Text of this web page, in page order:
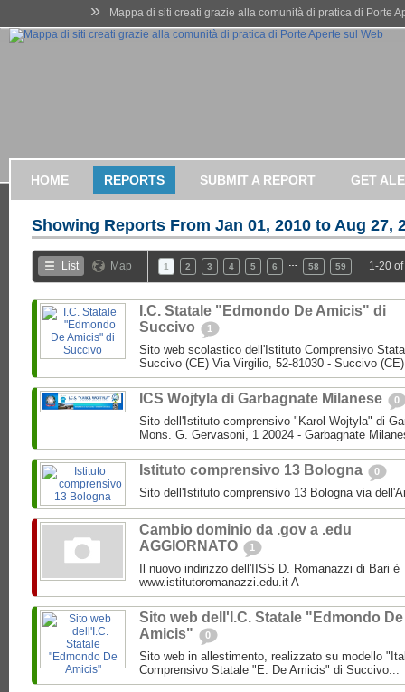
» Mappa di siti creati grazie alla comunità di pratica di Porte
HOME REPORTS SUBMIT A REPORT GET
Showing Reports From Jan 01, 2010 to Aug 27,
List Map 1 2 3 4 5 6 58 59 1-20
I.C. Statale "Edmondo De Amicis" di
Succivo
1
Sito web scolastico dell'Istituto Comprensivo
Succivo (CE) Via Virgilio, 52-81030 - Succivo
ICS Wojtyla di Garbagnate Milanese 0
Sito dell'Istituto comprensivo "Karol Wojtyla" di
Mons. G. Gervasoni, 1 20024 - Garbagnate
Istituto comprensivo 13 Bologna 0
Sito dell'Istituto comprensivo 13 Bologna via
Cambio dominio da .gov a .edu
AGGIORNATO
1
Il nuovo indirizzo dell'IISS D. Romanazzi di Bari è
www.istitutoromanazzi.edu.it A
Sito web dell'I.C. Statale "Edmondo De
Amicis"
0
Sito web in allestimento, realizzato su modello
Comprensivo Statale "E. De Amicis" di Succivo...